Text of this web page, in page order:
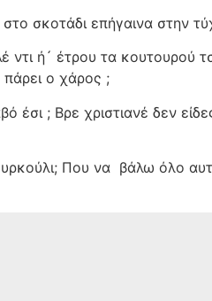
σκοτάδι επήγαινα στην
ή´ έτρου τα κουτουρού
πάρει ο χάρος ;
έσι ; Βρε χριστιανέ δεν
Που να βάλω όλο